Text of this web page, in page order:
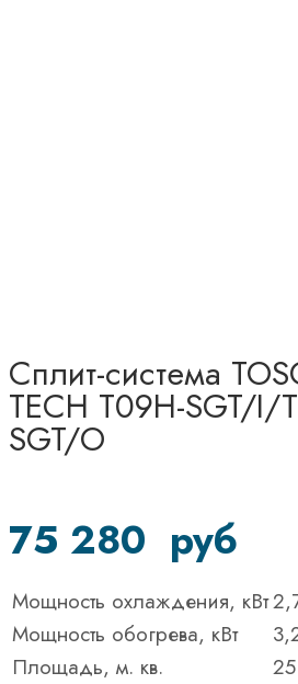
Сплит-система
TECH T09H-SGT/I/
SGT/O
75 280 руб
Мощность охлаждения, кВт
Мощность обогрева, кВт
Площадь, м. кв.
25